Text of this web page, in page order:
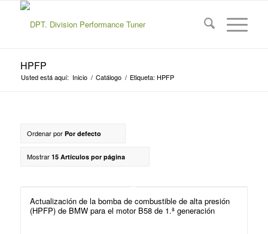
HPFP
Usted está aquí: Inicio / Catálogo / Etiqueta: HPFP
Ordenar por Por defecto
Mostrar 15 Artículos por página
Actualización de la bomba de combustible de alta presión
(HPFP) de BMW para el motor B58 de 1.ª generación